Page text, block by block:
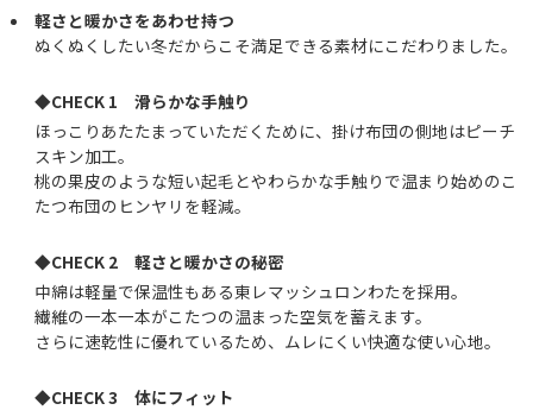
軽さと暖かさをあわせ持つ
ぬくぬくしたい冬だからこそ満足できる素材にこだわりました。
◆CHECK 1 滑らかな手触り
ほっこりあたたまっていただくために、掛け布団の側地はピーチ
スキン加工。
桃の果皮のような短い起毛とやわらかな手触りで温まり始めのこ
たつ布団のヒンヤリを軽減。
◆CHECK 2 軽さと暖かさの秘密
中綿は軽量で保温性もある東レマッシュロンわたを採用。
繊維の一本一本がこたつの温まった空気を蓄えます。
さらに速乾性に優れているため、ムレにくい快適な使い心地。
◆CHECK 3 体にフィット